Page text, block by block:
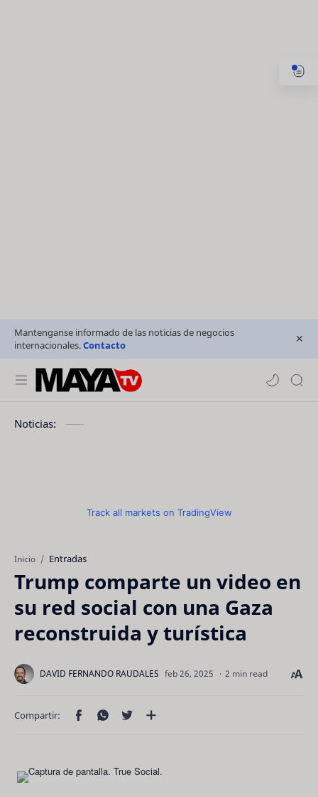
Mantenganse informado de las noticias de negocios
internacionales.Contacto
Noticias:
Track all markets on TradingView
Inicio Entradas
Trump comparte un video en
su red social con una Gaza
reconstruida y turística
2 min read